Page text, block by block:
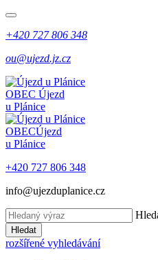
+420 727 806 348
ou@ujezd.jz.cz
OBEC Újezd
u Plánice
OBECÚjezd
u Plánice
+420 727 806 348
info@ujezduplanice.cz
Hledat
rozšířené vyhledávání